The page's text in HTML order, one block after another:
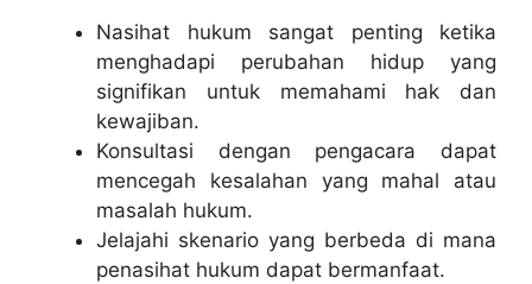
Nasihat hukum sangat penting ketika
menghadapi perubahan hidup yang
signifikan untuk memahami hak dan
kewajiban.
Konsultasi dengan pengacara dapat
mencegah kesalahan yang mahal atau
masalah hukum.
Jelajahi skenario yang berbeda di mana
penasihat hukum dapat bermanfaat.